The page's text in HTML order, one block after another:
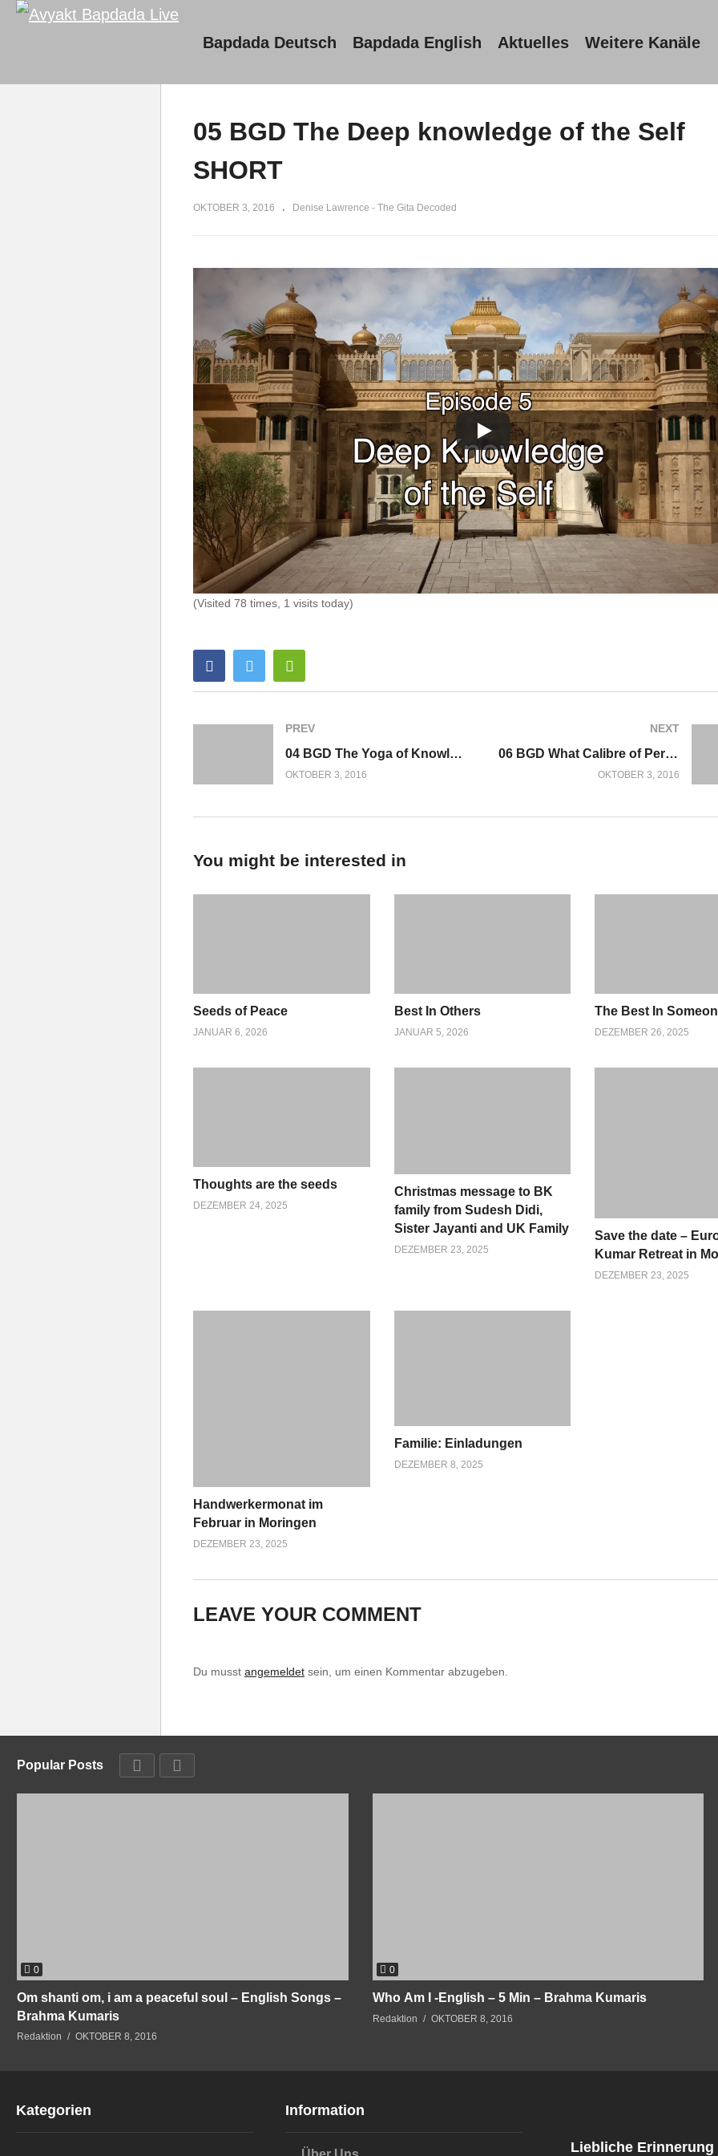
Bapdada Deutsch Bapdada English Aktuelles Weitere Kanäle
05 BGD The Deep knowledge of the Self
SHORT
OKTOBER 3, 2016 Denise Lawrence - The Gita Decoded
(Visited 78 times, 1 visits today)
PREV
04 BGD The Yoga of Knowledge SHORT
OKTOBER 3, 2016
NEXT
06 BGD What Calibre of Person are you? SHORT
OKTOBER 3, 2016
You might be interested in
Seeds of Peace
JANUAR 6, 2026
Best In Others
JANUAR 5, 2026
The Best In
DEZEMBER 26, 2025
Thoughts are the seeds
DEZEMBER 24, 2025
Christmas message to BK
family from Sudesh Didi,
Sister Jayanti and UK Family
DEZEMBER 23, 2025
Save the date –
Kumar Retreat in
DEZEMBER 23, 2025
Handwerkermonat im
Februar in Moringen
DEZEMBER 23, 2025
Familie: Einladungen
DEZEMBER 8, 2025
LEAVE YOUR COMMENT
Du musst angemeldet sein, um einen Kommentar abzugeben.
Popular Posts
0
Om shanti om, i am a peaceful soul – English Songs –
Brahma Kumaris
Redaktion OKTOBER 8, 2016
0
Who Am I -English – 5 Min – Brahma Kumaris
Redaktion OKTOBER 8, 2016
Kategorien Information
Liebliche Erinnerung